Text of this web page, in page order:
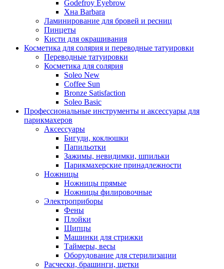
Godefroy Eyebrow
Хна Barbara
Ламинирование для бровей и ресниц
Пинцеты
Кисти для окрашивания
Косметика для солярия и переводные татуировки
Переводные татуировки
Косметика для солярия
Soleo New
Coffee Sun
Bronze Satisfaction
Soleo Basic
Профессиональные инструменты и аксессуары для
парикмахеров
Аксессуары
Бигуди, коклюшки
Папильотки
Зажимы, невидимки, шпильки
Парикмахерские принадлежности
Ножницы
Ножницы прямые
Ножницы филировочные
Электроприборы
Фены
Плойки
Щипцы
Машинки для стрижки
Таймеры, весы
Оборудование для стерилизации
Расчески, брашинги, щетки